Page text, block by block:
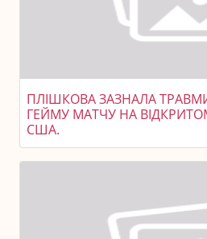
ПЛІШКОВА ЗАЗНАЛА
ГЕЙМУ МАТЧУ НА
США.